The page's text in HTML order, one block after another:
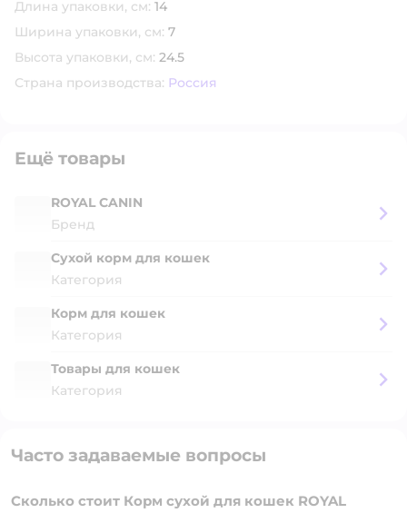
Длина упаковки, см: 14
Ширина упаковки, см: 7
Высота упаковки, см: 24.5
Страна производства: Россия
Ещё товары
ROYAL CANIN
Бренд
Сухой корм для кошек
Категория
Корм для кошек
Категория
Товары для кошек
Категория
Часто задаваемые вопросы
Сколько стоит Корм сухой для кошек ROYAL